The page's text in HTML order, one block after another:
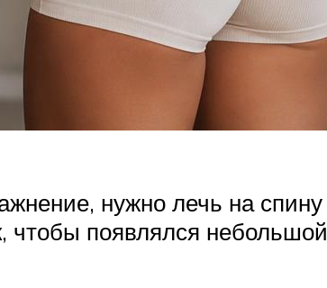
нужно лечь на спину
чтобы появлялся